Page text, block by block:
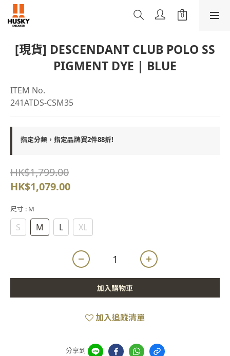
[現貨] DESCENDANT CLUB POLO SS
PIGMENT DYE | BLUE
ITEM No.
241ATDS-CSM35
指定分類，指定品牌買2件88折!
HK$1,799.00
HK$1,079.00
尺寸 : M
S M L XL
加入購物車
加入追蹤清單
分享到